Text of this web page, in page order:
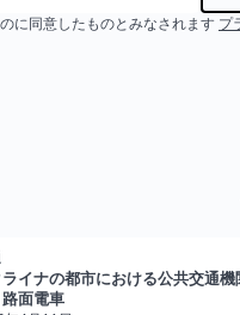
に同意したものとみなされます プ
イナの都市における公共交通
面電車